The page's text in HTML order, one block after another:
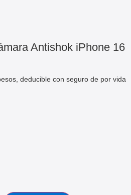
Antishok iPhone 16
deducible con seguro de por vida